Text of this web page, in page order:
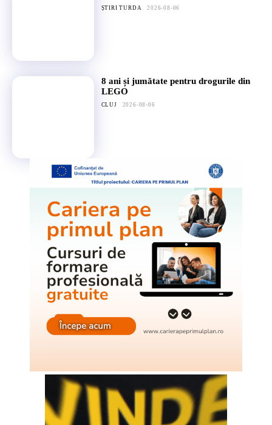
ȘTIRI TURDA 2026-08-06
8 ani și jumătate pentru drogurile din
LEGO
CLUJ 2026-08-06